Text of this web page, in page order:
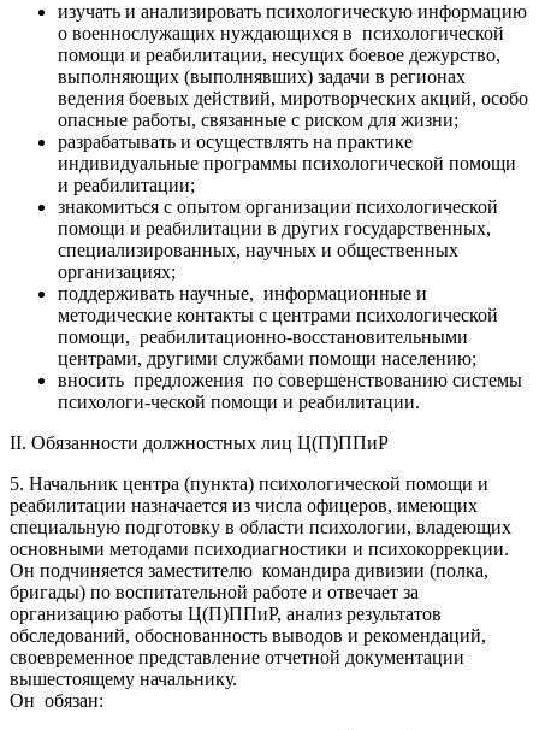
изучать и анализировать психологическую информацию
о военнослужащих нуждающихся в психологической
помощи и реабилитации, несущих боевое дежурство,
выполняющих (выполнявших) задачи в регионах
ведения боевых действий, миротворческих акций, особо
опасные работы, связанные с риском для жизни;
разрабатывать и осуществлять на практике
индивидуальные программы психологической помощи
и реабилитации;
знакомиться с опытом организации психологической
помощи и реабилитации в других государственных,
специализированных, научных и общественных
организациях;
поддерживать научные, информационные и
методические контакты с центрами психологической
помощи, реабилитационно-восстановительными
центрами, другими службами помощи населению;
вносить предложения по совершенствованию системы
психологи-ческой помощи и реабилитации.
II. Обязанности должностных лиц Ц(П)ППиР
5. Начальник центра (пункта) психологической помощи и
реабилитации назначается из числа офицеров, имеющих
специальную подготовку в области психологии, владеющих
основными методами психодиагностики и психокоррекции.
Он подчиняется заместителю командира дивизии (полка,
бригады) по воспитательной работе и отвечает за
организацию работы Ц(П)ППиР, анализ результатов
обследований, обоснованность выводов и рекомендаций,
своевременное представление отчетной документации
вышестоящему начальнику.
Он обязан: